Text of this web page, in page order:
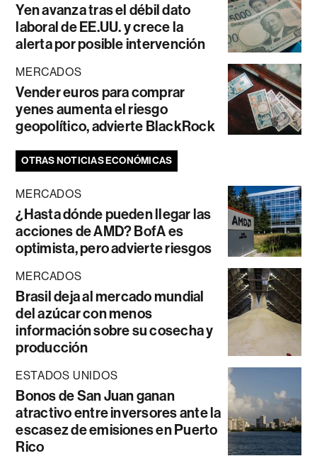
Yen avanza tras el débil dato
laboral de EE.UU. y crece la
alerta por posible intervención
MERCADOS
Vender euros para comprar
yenes aumenta el riesgo
geopolítico, advierte BlackRock
OTRAS NOTICIAS ECONÓMICAS
MERCADOS
¿Hasta dónde pueden llegar las
acciones de AMD? BofA es
optimista, pero advierte riesgos
MERCADOS
Brasil deja al mercado mundial
del azúcar con menos
información sobre su cosecha y
producción
ESTADOS UNIDOS
Bonos de San Juan ganan
atractivo entre inversores ante la
escasez de emisiones en Puerto
Rico